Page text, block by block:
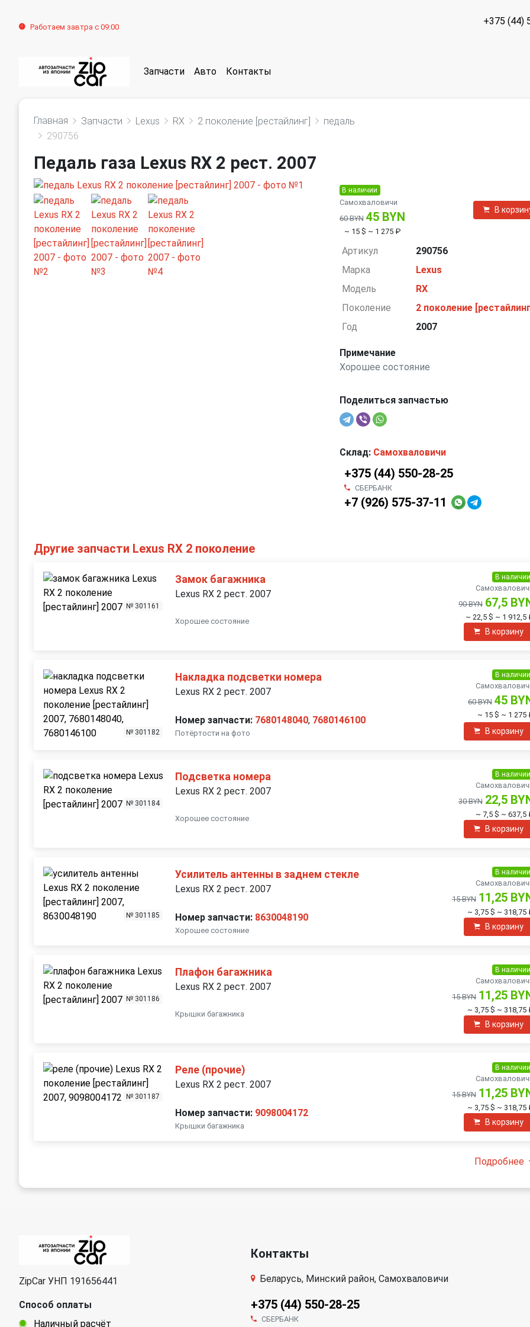
Работаем завтра с 09:00
+375 (44)
Запчасти Авто Контакты
Главная Запчасти Lexus RX 2 поколение [рестайлинг]
педаль
290756
Педаль газа Lexus RX 2 рест. 2007
В наличии
Самохваловичи
60 BYN 45 BYN
~ 15 $ ~ 1 275 ₽
В
Артикул
290756
Марка
Lexus
Модель
RX
Поколение
2 поколение
Год
2007
Примечание
Хорошее состояние
Поделиться запчастью
Склад: Самохваловичи
+375 (44) 550-28-25
СБЕРБАНК
+7 (926) 575-37-11
Другие запчасти Lexus RX 2 поколение
№ 301161
Замок багажника
Lexus RX 2 рест. 2007
Хорошее состояние
В наличии
90 BYN 67,5
~ 22,5 $ ~ 1 912,5
В корзину
№ 301182
Накладка подсветки номера
Lexus RX 2 рест. 2007
Номер запчасти: 7680148040, 7680146100
Потёртости на фото
В наличии
60 BYN 45
~ 15 $ ~ 1 275
В корзину
№ 301184
Подсветка номера
Lexus RX 2 рест. 2007
Хорошее состояние
В наличии
30 BYN 22,5
~ 7,5 $ ~ 637,5
В корзину
№ 301185
Усилитель антенны в заднем стекле
Lexus RX 2 рест. 2007
Номер запчасти: 8630048190
Хорошее состояние
В наличии
15 BYN 11,25
~ 3,75 $ ~ 318,75
В корзину
№ 301186
Плафон багажника
Lexus RX 2 рест. 2007
Крышки багажника
В наличии
15 BYN 11,25
~ 3,75 $ ~ 318,75
В корзину
№ 301187
Реле (прочие)
Lexus RX 2 рест. 2007
Номер запчасти: 9098004172
Крышки багажника
В наличии
15 BYN 11,25
~ 3,75 $ ~ 318,75
В корзину
Подробнее
ZipCar УНП 191656441
Способ оплаты
Наличный расчёт
Контакты
Беларусь, Минский район, Самохваловичи
+375 (44) 550-28-25
СБЕРБАНК